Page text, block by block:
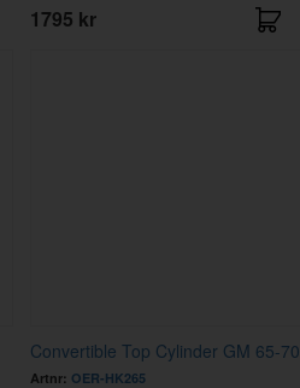
1795 kr
Convertible Top Cylinder GM 65-70
Artnr: OER-HK265